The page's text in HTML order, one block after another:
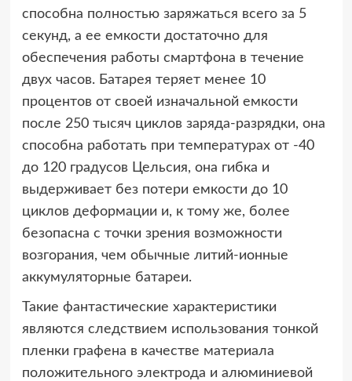
способна полностью заряжаться всего за 5
секунд, а ее емкости достаточно для
обеспечения работы смартфона в течение
двух часов. Батарея теряет менее 10
процентов от своей изначальной емкости
после 250 тысяч циклов заряда-разрядки, она
способна работать при температурах от -40
до 120 градусов Цельсия, она гибка и
выдерживает без потери емкости до 10
циклов деформации и, к тому же, более
безопасна с точки зрения возможности
возгорания, чем обычные литий-ионные
аккумуляторные батареи.
Такие фантастические характеристики
являются следствием использования тонкой
пленки графена в качестве материала
положительного электрода и алюминиевой